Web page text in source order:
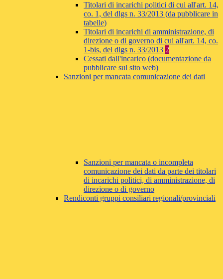
Titolari di incarichi politici di cui all'art. 14,
co. 1, del dlgs n. 33/2013 (da pubblicare in
tabelle)
Titolari di incarichi di amministrazione, di
direzione o di governo di cui all'art. 14, co.
1-bis, del dlgs n. 33/2013 2
Cessati dall'incarico (documentazione da
pubblicare sul sito web)
Sanzioni per mancata comunicazione dei dati
Sanzioni per mancata o incompleta
comunicazione dei dati da parte dei titolari
di incarichi politici, di amministrazione, di
direzione o di governo
Rendiconti gruppi consiliari regionali/provinciali